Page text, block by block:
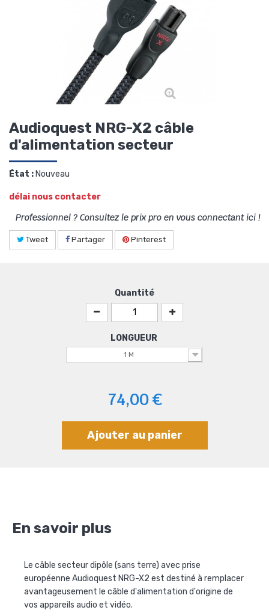
Audioquest NRG-X2 câble
d'alimentation secteur
État :Nouveau
délai nous contacter
Professionnel ? Consultez le prix pro en vous connectant ici !
Tweet Partager Pinterest
Quantité
LONGUEUR
1 M
74,00 €
Ajouter au panier
En savoir plus
Le câble secteur dipôle (sans terre) avec prise
européenne Audioquest NRG-X2 est destiné à remplacer
avantageusement le câble d'alimentation d'origine de
vos appareils audio et vidéo.